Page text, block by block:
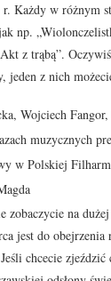
r. Każdy w różnym
np.
z trąbą”.
jeden z nich
muzycznych
w Polskiej
zobaczycie na
jest do obejrzenia
chcecie zjeździć